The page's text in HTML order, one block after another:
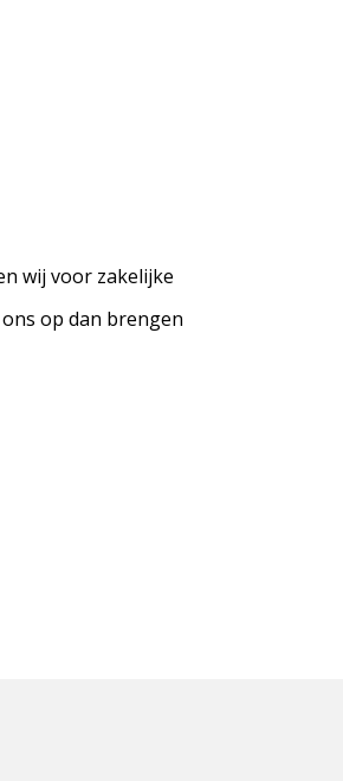
wij voor zakelijke
op dan brengen